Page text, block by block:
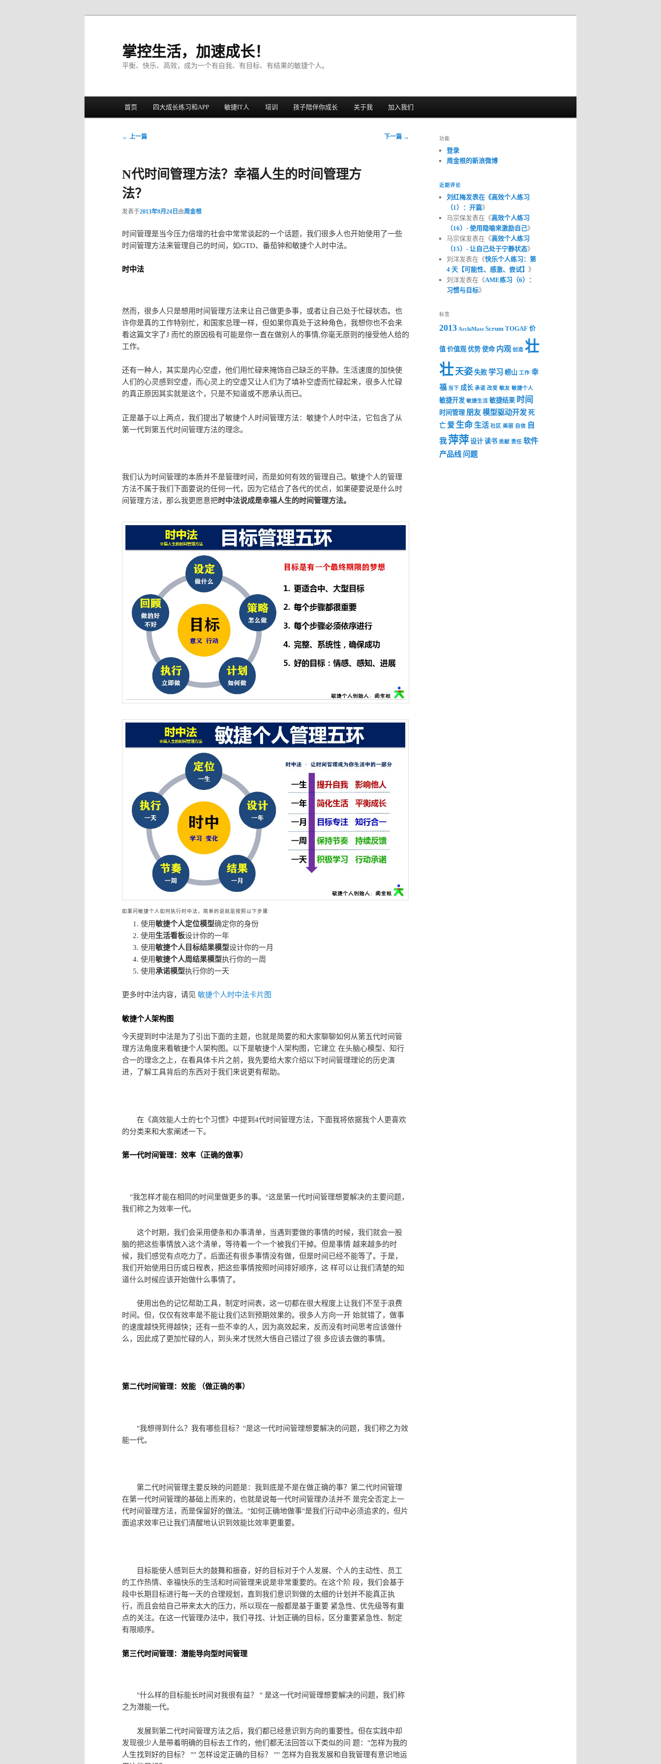
掌控生活，加速成长！
平衡、快乐、高效，成为一个有自我、有目标、有结果的敏捷个人。
跳至主内容区域
跳至副内容区域
首页 四大成长练习和APP 敏捷IT人 培训 孩子陪伴你成长 关于我 加入我们
文章导航
← 上一篇 下一篇 →
N代时间管理方法？幸福人生的时间管理方
法？
发表于2013年9月24日 由周金根
时间管理是当今压力倍增的社会中常常谈起的一个话题，我们很多人也开始使用了一些
时间管理方法来管理自己的时间，如GTD、番茄钟和敏捷个人时中法。
时中法
然而，很多人只是想用时间管理方法来让自己做更多事，或者让自己处于忙碌状态。也
许你是真的工作特别忙，和国家总理一样，但如果你真处于这种角色，我想你也不会来
看这篇文字了J 而忙的原因极有可能是你一直在做别人的事情,你毫无原则的接受他人给的
工作。
还有一种人，其实是内心空虚，他们用忙碌来掩饰自己缺乏的平静。生活速度的加快使
人们的心灵感到空虚，而心灵上的空虚又让人们为了填补空虚而忙碌起来，很多人忙碌
的真正原因其实就是这个，只是不知道或不愿承认而已。
正是基于以上两点，我们提出了敏捷个人时间管理方法：敏捷个人时中法，它包含了从
第一代到第五代时间管理方法的理念。
我们认为时间管理的本质并不是管理时间，而是如何有效的管理自己。敏捷个人的管理
方法不属于我们下面要说的任何一代，因为它结合了各代的优点，如果硬要说是什么时
间管理方法，那么我更愿意把时中法说成是幸福人生的时间管理方法。
如果问敏捷个人如何执行时中法，简单的说就是按照以下步骤:
使用敏捷个人定位模型确定你的身份
使用生活看板设计你的一年
使用敏捷个人目标结果模型设计你的一月
使用敏捷个人周结果模型执行你的一周
使用承诺模型执行你的一天
更多时中法内容，请见 敏捷个人时中法卡片图
敏捷个人架构图
今天提到时中法是为了引出下面的主题，也就是简要的和大家聊聊如何从第五代时间管
理方法角度来看敏捷个人架构图。以下是敏捷个人架构图，它建立 在头脑心模型、知行
合一的理念之上，在看具体卡片之前，我先要给大家介绍以下时间管理理论的历史演
进，了解工具背后的东西对于我们来说更有帮助。
在《高效能人士的七个习惯》中提到4代时间管理方法，下面我将依据我个人更喜欢
的分类来和大家阐述一下。
第一代时间管理：效率（正确的做事）
"我怎样才能在相同的时间里做更多的事。"这是第一代时间管理想要解决的主要问题，
我们称之为效率一代。
这个时期，我们会采用便条和办事清单，当遇到要做的事情的时候，我们就会一股
脑的把这些事情放入这个清单，等待着一个一个被我们干掉。但是事情 越来越多的时
候，我们感觉有点吃力了，后面还有很多事情没有做，但是时间已经不能等了。于是，
我们开始使用日历或日程表，把这些事情按照时间排好顺序，这 样可以让我们清楚的知
道什么时候应该开始做什么事情了。
使用出色的记忆帮助工具，制定时间表，这一切都在很大程度上让我们不至于浪费
时间。但，仅仅有效率是不能让我们达到预期效果的。很多人方向一开 始就错了，做事
的速度越快死得越快；还有一些不幸的人，因为高效起来，反而没有时间思考应该做什
么，因此成了更加忙碌的人，到头来才恍然大悟自己错过了很 多应该去做的事情。
第二代时间管理：效能 （做正确的事）
"我想得到什么？我有哪些目标？"是这一代时间管理想要解决的问题，我们称之为效
能一代。
第二代时间管理主要反映的问题是：我到底是不是在做正确的事？第二代时间管理
在第一代时间管理的基础上而来的，也就是说每一代时间管理办法并不 是完全否定上一
代时间管理方法，而是保留好的做法。"如何正确地做事"是我们行动中必须追求的，但片
面追求效率已让我们清醒地认识到效能比效率更重要。
目标能使人感到巨大的鼓舞和振奋，好的目标对于个人发展、个人的主动性、员工
的工作热情、幸福快乐的生活和时间管理来说是非常重要的。在这个阶 段，我们会基于
段中长期目标进行每一天的合理规划，直到我们意识到做的太细的计划并不能真正执
行，而且会给自己带来太大的压力，所以现在一般都是基于重要 紧急性、优先级等有重
点的关注。在这一代管理办法中，我们寻找、计划正确的目标，区分重要紧急性、制定
有限顺序。
第三代时间管理：潜能导向型时间管理
"什么样的目标能长时间对我很有益？ " 是这一代时间管理想要解决的问题，我们称
之为潜能一代。
发展到第二代时间管理方法之后，我们都已经意识到方向的重要性。但在实践中却
发现很少人是带着明确的目标去工作的，他们都无法回答以下类似的问 题："怎样为我的
人生找到好的目标？ "" 怎样设定正确的目标？ "" 怎样为自我发展和自我管理有意识地运
功能
登录
周金根的新浪微博
近期评论
刘红梅发表在《高效个人练习
（1）：开篇》
马宗保发表在《高效个人练习
（16）- 使用隐喻来激励自己》
马宗保发表在《高效个人练习
（15）- 让自己处于宁静状态》
刘洋发表在《快乐个人练习：第
4 天【可能性、感激、尝试】 》
刘洋发表在《AME练习（6）：
习惯与目标》
标签
2013 ArchiMate Scrum TOGAF 价
值 价值观 优势 使命 内观 创造 壮
壮 天姿 失败 学习 崂山 工作 幸
福 当下 成长 承诺 改变 敏友 敏捷个人
敏捷开发 敏捷生活 敏捷结果 时间
时间管理 朋友模型驱动开发 死
亡 爱 生命 生活 社区 美丽 自信
自
我 萍萍 设计 读书 贡献 责任 软件
产品线 问题